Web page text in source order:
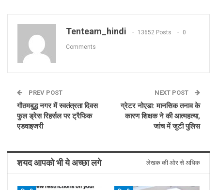
Tenteam_hindi 13652 Posts 0
Comments
PREV POST
गौतमबुद्ध नगर में स्वतंत्रता दिवस
फुल ड्रेस रिहर्सल पर ट्रैफिक
एडवाइजरी
NEXT POST
ग्रेटर नोएडा: मानसिक तनाव के
कारण शिक्षक ने की आत्महत्या,
जांच में जुटी पुलिस
शयद आपको भी ये अच्छा लगे लेखक की ओर से अधिक